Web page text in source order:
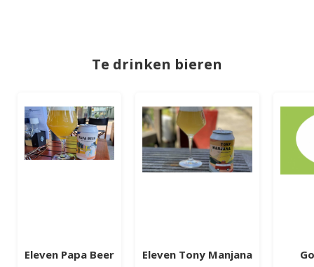
Te drinken bieren
Eleven Papa Beer
Eleven Tony Manjana